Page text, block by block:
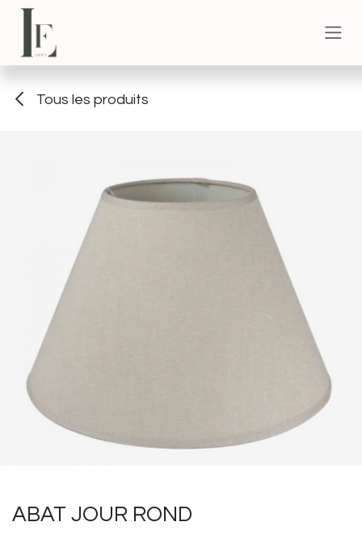
Se rendre au contenu
Tous les produits
ABAT JOUR ROND